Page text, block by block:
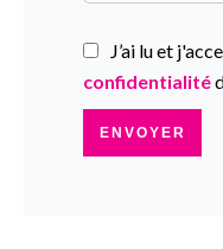
J’ai lu et
confidentialité
ENVOYER